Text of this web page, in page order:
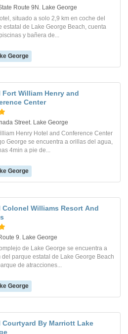
Route 9N. Lake George
situado a solo 2,9 km en coche del
estatal de Lake George Beach, cuenta
y bañera de...
George
Fort William Henry and
Center
Street. Lake George
Henry Hotel and Conference Center
George se encuentra a orillas del agua,
4min a pie de...
George
Colonel Williams Resort And
9. Lake George
de Lake George se encuentra a
del parque estatal de Lake George Beach
de atracciones...
George
Courtyard By Marriott Lake